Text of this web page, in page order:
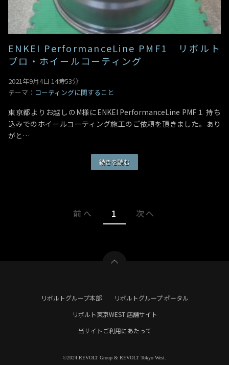
ENKEI PerformanceLine PMF1 リボルト
プロ・ホイールコーティング
2021年9月4日 14時53分
テーマ： コーティングに関すること
東京都よりお越しのM様にENKEI PerformanceLine PMF１ 持ち
込みでのホイールコーティング施工のご依頼を頂きました。あり
がと…
続きを読む
前へ 1 次へ
リボルトグループ本部
リボルトグループ ポータル
リボルト東京WEST 店舗サイト
当サイトご利用にあたって
©2024 REVOLT Group & REVOLT Tokyo West.